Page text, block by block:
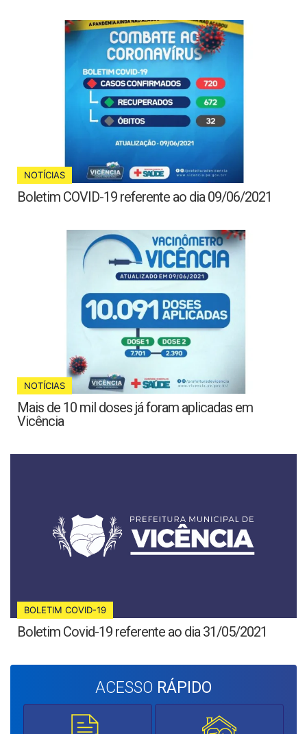
NOTÍCIAS
Boletim COVID-19 referente ao dia 09/06/2021
NOTÍCIAS
Mais de 10 mil doses já foram aplicadas em
Vicência
BOLETIM COVID-19
Boletim Covid-19 referente ao dia 31/05/2021
ACESSO RÁPIDO